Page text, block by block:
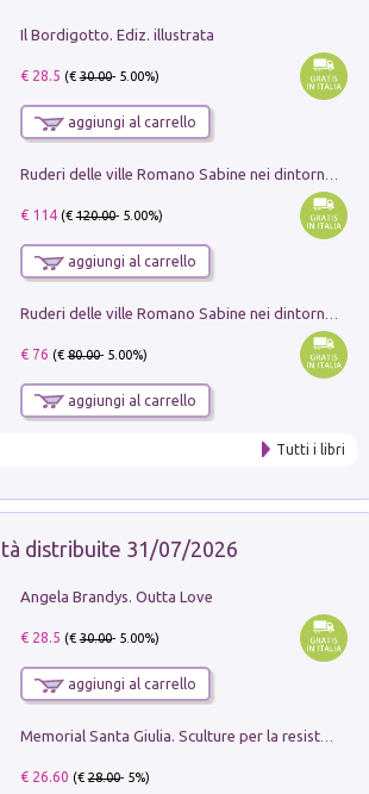
Il Bordigotto. Ediz. illustrata
€ 28.5 (€30.00- 5.00%)
aggiungi al carrello
€ 114(€120.00- 5.00%)
aggiungi al carrello
€ 76 (€80.00- 5.00%)
aggiungi al carrello
Tutti i libri
distribuite 31/07/2026
Angela Brandys. Outta Love
€ 28.5 (€30.00- 5.00%)
aggiungi al carrello
Memorial Santa Giulia. Sculture per la resistenza Monchio di Palagano
€ 26.60 (€28.00- 5%)